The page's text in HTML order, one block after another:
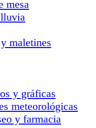
mesa
maletines
y gráficas
meteorológicas
y farmacia